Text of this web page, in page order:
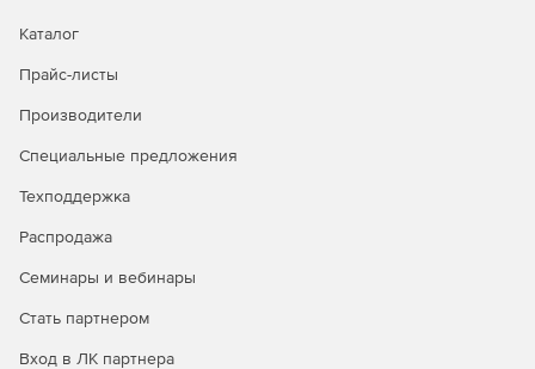
Каталог
Прайс-листы
Производители
Специальные предложения
Техподдержка
Распродажа
Семинары и вебинары
Стать партнером
Вход в ЛК партнера